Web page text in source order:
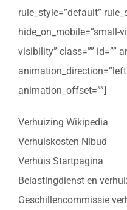
rule_style=”default”
hide_on_mobile=”small-
visibility” class=”” id=””
animation_offset=””]
Verhuizing Wikipedia
Verhuiskosten Nibud
Verhuis Startpagina
Belastingdienst en
Geschillencommissie